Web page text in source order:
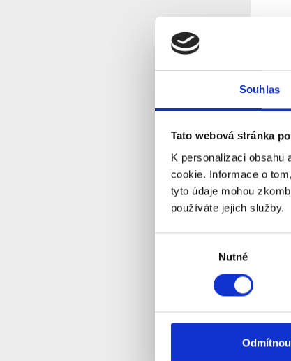
Souhlas
Tato webová stránka
K personalizaci
cookie. Informace o
tyto údaje mohou
používáte jejich služby.
Nutné